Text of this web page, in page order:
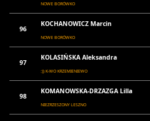
NOWE BORÓWKO
96
KOCHANOWICZ Marcin
NOWE BORÓWKO
97
KOLASIŃSKA Aleksandra
:)) K-WO KRZEMIENIEWO
98
KOMANOWSKA-DRZAZGA Lilla
NIEZRZESZONY LESZNO